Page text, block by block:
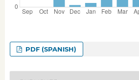
PDF (SPANISH)